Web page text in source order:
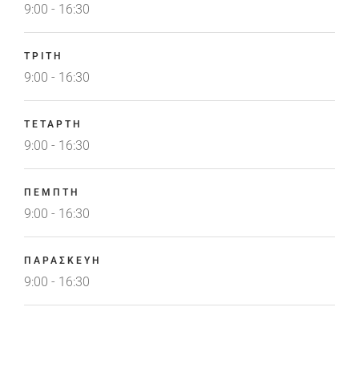
9:00 - 16:30
ΤΡΙΤΗ
9:00 - 16:30
ΤΕΤΑΡΤΗ
9:00 - 16:30
ΠΕΜΠΤΗ
9:00 - 16:30
ΠΑΡΑΣΚΕΥΗ
9:00 - 16:30